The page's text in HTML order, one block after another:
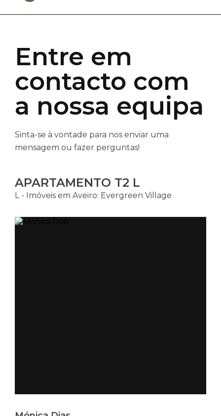
Entre em
contacto com
a nossa equipa
Sinta-se à vontade para nos enviar uma
mensagem ou fazer perguntas!
APARTAMENTO T2 L
L - Imóveis em Aveiro: Evergreen Village